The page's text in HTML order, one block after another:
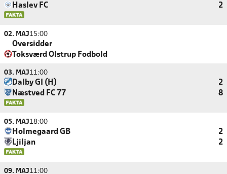
Haslev FC
2
02. MAJ15:00
Oversidder
Toksværd Olstrup Fodbold
03. MAJ11:00
Dalby GI (H)
2
Næstved FC 77
8
05. MAJ18:00
Holmegaard GB
2
Ljiljan
2
09. MAJ11:00